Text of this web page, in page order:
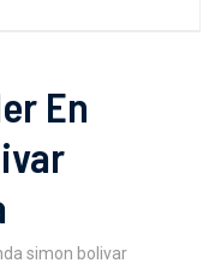
En
simon bolivar